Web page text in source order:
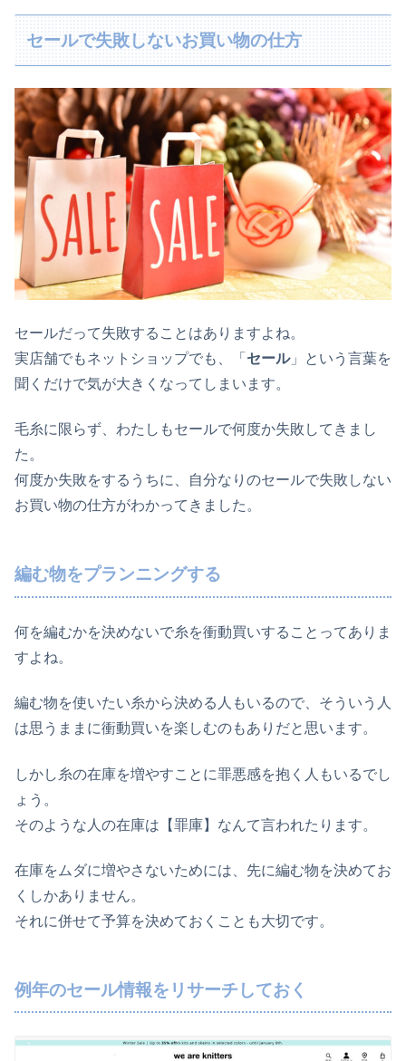
セールで失敗しないお買い物の仕方
セールだって失敗することはありますよね。
実店舗でもネットショップでも、「 セール」という言葉を
聞くだけで気が大きくなってしまいます。
毛糸に限らず、わたしもセールで何度か失敗してきまし
た。
何度か失敗をするうちに、自分なりのセールで失敗しない
お買い物の仕方がわかってきました。
編む物をプランニングする
何を編むかを決めないで糸を衝動買いすることってありま
すよね。
編む物を使いたい糸から決める人もいるので、そういう人
は思うままに衝動買いを楽しむのもありだと思います。
しかし糸の在庫を増やすことに罪悪感を抱く人もいるでし
ょう。
そのような人の在庫は【罪庫】なんて言われたります。
在庫をムダに増やさないためには、先に編む物を決めてお
くしかありません。
それに併せて予算を決めておくことも大切です。
例年のセール情報をリサーチしておく